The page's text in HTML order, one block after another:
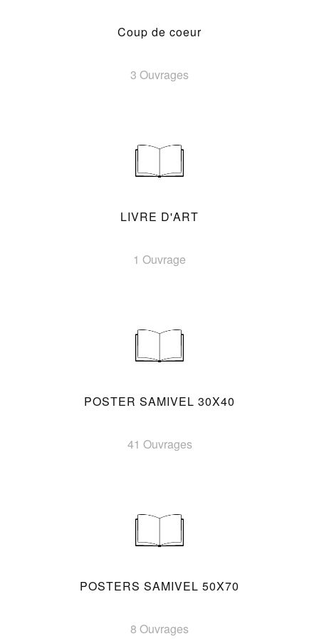
Coup de coeur
3 Ouvrages
LIVRE D'ART
1 Ouvrage
POSTER SAMIVEL 30X40
41 Ouvrages
POSTERS SAMIVEL 50X70
8 Ouvrages